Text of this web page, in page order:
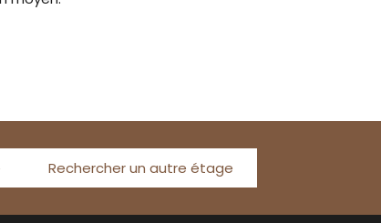
Rechercher un autre étage